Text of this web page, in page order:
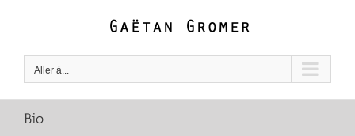
Aller à...
Bio